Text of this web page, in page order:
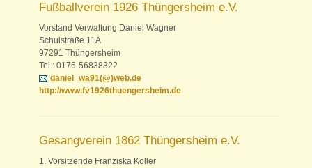
Fußballverein 1926 Thüngersheim e.V.
Vorstand Verwaltung Daniel Wagner
Schulstraße 11A
97291 Thüngersheim
Tel.: 0176-56838322
daniel_wa91(@)web.de
http://www.fv1926thuengersheim.de
Gesangverein 1862 Thüngersheim e.V.
1. Vorsitzende Franziska Köller